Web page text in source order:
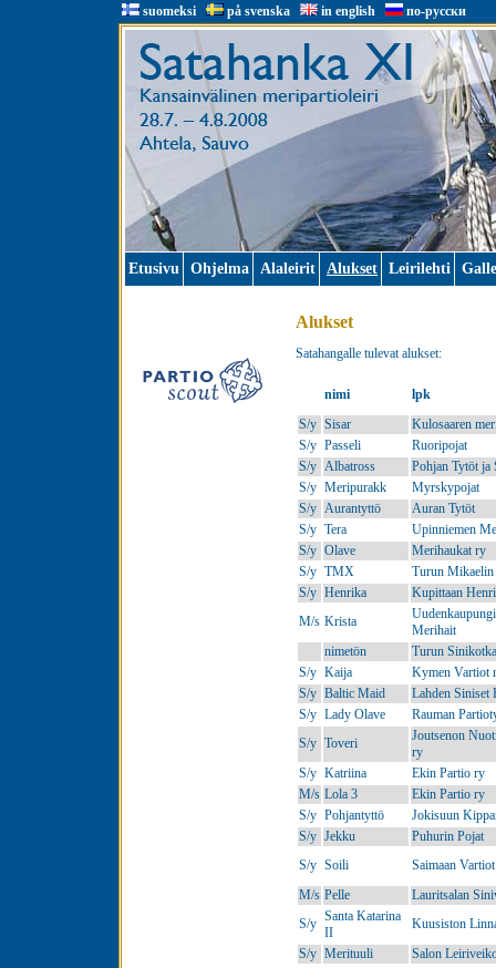
suomeksi på svenska in english по-русски
Etusivu Ohjelma Alaleirit Alukset Leirilehti
Alukset
Satahangalle tulevat alukset:
nimi
lpk
S/y Sisar
Kulosaaren
S/y Passeli
Ruoripojat
S/y Albatross
Pohjan Tytöt ja
S/y Meripurakk
Myrskypojat
S/y Aurantyttö
Auran Tytöt
S/y Tera
Upinniemen
S/y Olave
Merihaukat ry
S/y TMX
Turun Mikaelin
S/y Henrika
Kupittaan
M/s Krista
Merihait
nimetön
Turun
S/y Kaija
Kymen Vartiot
S/y Baltic Maid
Lahden Siniset
S/y Lady Olave
Rauman
S/y Toveri
Joutsenon
ry
S/y Katriina
Ekin Partio ry
M/s Lola 3
Ekin Partio ry
S/y Pohjantyttö
Jokisuun
S/y Jekku
Puhurin Pojat
S/y Soili
Saimaan Vartiot
M/s Pelle
Lauritsalan
S/y Santa Katarina
II
Kuusiston
S/y Merituuli Salon